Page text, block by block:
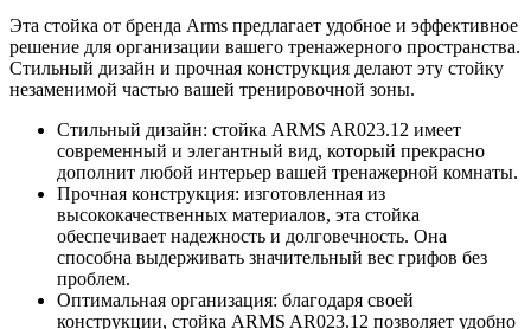
Эта стойка от бренда Arms предлагает удобное и эффективное
решение для организации вашего тренажерного пространства.
Стильный дизайн и прочная конструкция делают эту стойку
незаменимой частью вашей тренировочной зоны.
Стильный дизайн: стойка ARMS AR023.12 имеет
современный и элегантный вид, который прекрасно
дополнит любой интерьер вашей тренажерной комнаты.
Прочная конструкция: изготовленная из
высококачественных материалов, эта стойка
обеспечивает надежность и долговечность. Она
способна выдерживать значительный вес грифов без
проблем.
Оптимальная организация: благодаря своей
конструкции, стойка ARMS AR023.12 позволяет удобно